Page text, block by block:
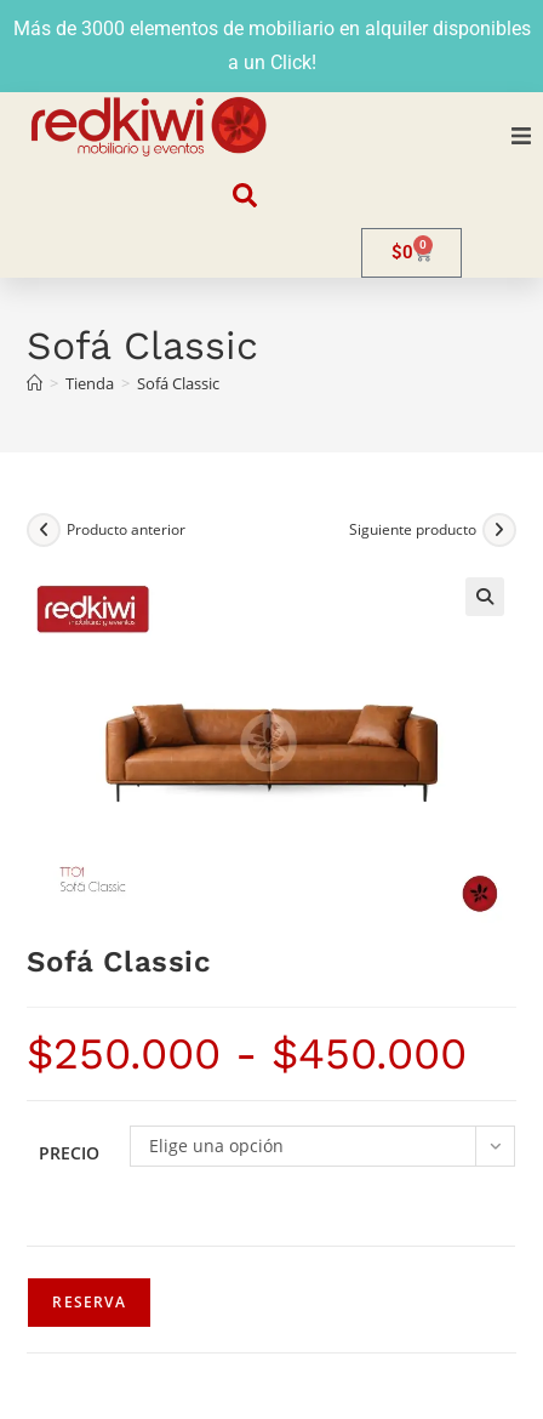
Más de 3000 elementos de mobiliario en alquiler disponibles
a un Click!
Contacto
$0 0
Sofá Classic
> Tienda > Sofá Classic
Producto anterior Siguiente producto
Sofá Classic
$250.000 - $450.000
PRECIO Elige una opción
RESERVA